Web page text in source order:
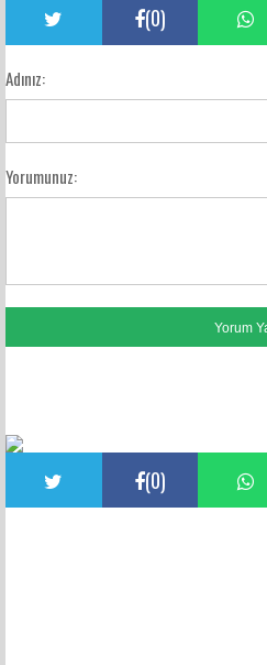
(0)
Adınız:
Yorumunuz:
(0)